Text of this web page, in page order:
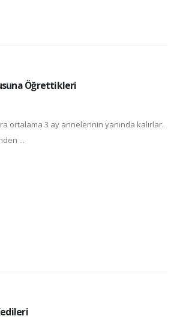
Öğrettikleri
ortalama 3 ay annelerinin yanında kalırlar.
...